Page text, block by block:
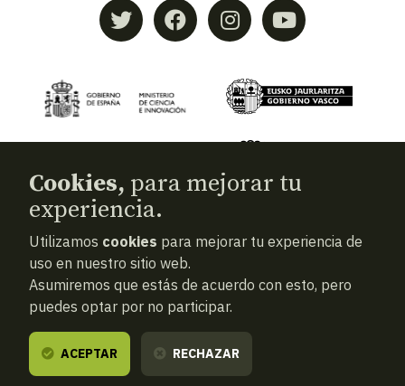
© 2026Aranzadi — Zientzia elkartea
Términos y condiciones
Política de privacidad
Cookies
Cookies, para mejorar tu
experiencia.
Utilizamos cookies para mejorar tu experiencia de
uso en nuestro sitio web.
Asumiremos que estás de acuerdo con esto, pero
puedes optar por no participar.
ACEPTAR RECHAZAR